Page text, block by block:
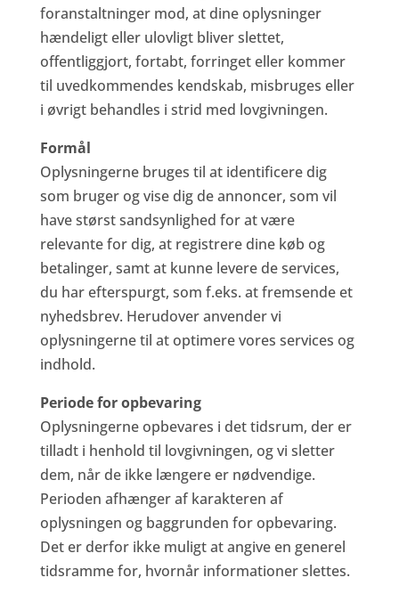
foranstaltninger mod, at dine oplysninger
hændeligt eller ulovligt bliver slettet,
offentliggjort, fortabt, forringet eller kommer
til uvedkommendes kendskab, misbruges eller
i øvrigt behandles i strid med lovgivningen.
Formål
Oplysningerne bruges til at identificere dig
som bruger og vise dig de annoncer, som vil
have størst sandsynlighed for at være
relevante for dig, at registrere dine køb og
betalinger, samt at kunne levere de services,
du har efterspurgt, som f.eks. at fremsende et
nyhedsbrev. Herudover anvender vi
oplysningerne til at optimere vores services og
indhold.
Periode for opbevaring
Oplysningerne opbevares i det tidsrum, der er
tilladt i henhold til lovgivningen, og vi sletter
dem, når de ikke længere er nødvendige.
Perioden afhænger af karakteren af
oplysningen og baggrunden for opbevaring.
Det er derfor ikke muligt at angive en generel
tidsramme for, hvornår informationer slettes.